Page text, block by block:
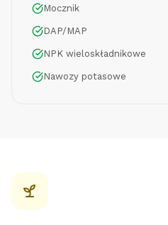
Mocznik
DAP/MAP
NPK wieloskładnikowe
Nawozy potasowe